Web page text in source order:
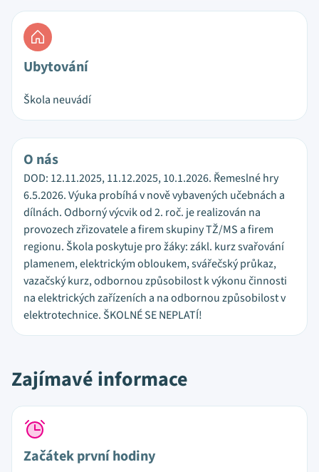
Ubytování
Škola neuvádí
O nás
DOD: 12.11.2025, 11.12.2025, 10.1.2026. Řemeslné hry
6.5.2026. Výuka probíhá v nově vybavených učebnách a
dílnách. Odborný výcvik od 2. roč. je realizován na
provozech zřizovatele a firem skupiny TŽ/MS a firem
regionu. Škola poskytuje pro žáky: zákl. kurz svařování
plamenem, elektrickým obloukem, svářečský průkaz,
vazačský kurz, odbornou způsobilost k výkonu činnosti
na elektrických zařízeních a na odbornou způsobilost v
elektrotechnice. ŠKOLNÉ SE NEPLATÍ!
Zajímavé informace
Začátek první hodiny